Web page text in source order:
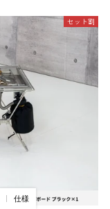
仕様
セット割